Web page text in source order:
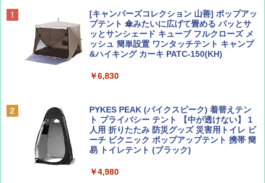
BE-PAL(ビ-パル) 2026年 9 月号【特別付録:
SOTO ミニマル"旅"財布 ランダム2種】
￥1,500
￥713
D40 地球の歩き方 チェンマイ タイ北部の魅
力的な町 2026～2027 地球の歩き方D アジア
￥2,079
￥2,695
[キャンパーズコレクション 山善] ポップアッ
プテント 傘みたいに広げて畳める パッとサ
ッとサンシェード キューブ フルクローズ メ
ッシュ 簡単設置 ワンタッチテント キャンプ
&ハイキング カーキ PATC-150(KH)
￥6,830
PYKES PEAK (パイクスピーク) 着替えテン
ト プライバシー テント 【中が透けない】 1
人用 折りたたみ 防災グッズ 災害用トイレ ビ
ーチ ピクニック ポップアップテント 携帯 簡
易 トイレテント (ブラック)
￥4,980